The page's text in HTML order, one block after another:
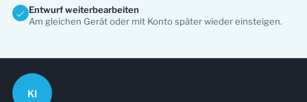
Entwurf weiterbearbeiten
Am gleichen Gerät oder mit Konto später wieder einsteigen.
KI